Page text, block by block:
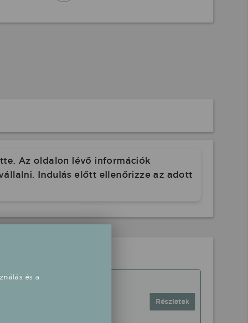
Az oldalon lévő információk
Indulás előtt ellenőrizze az adott
Részletek
és a